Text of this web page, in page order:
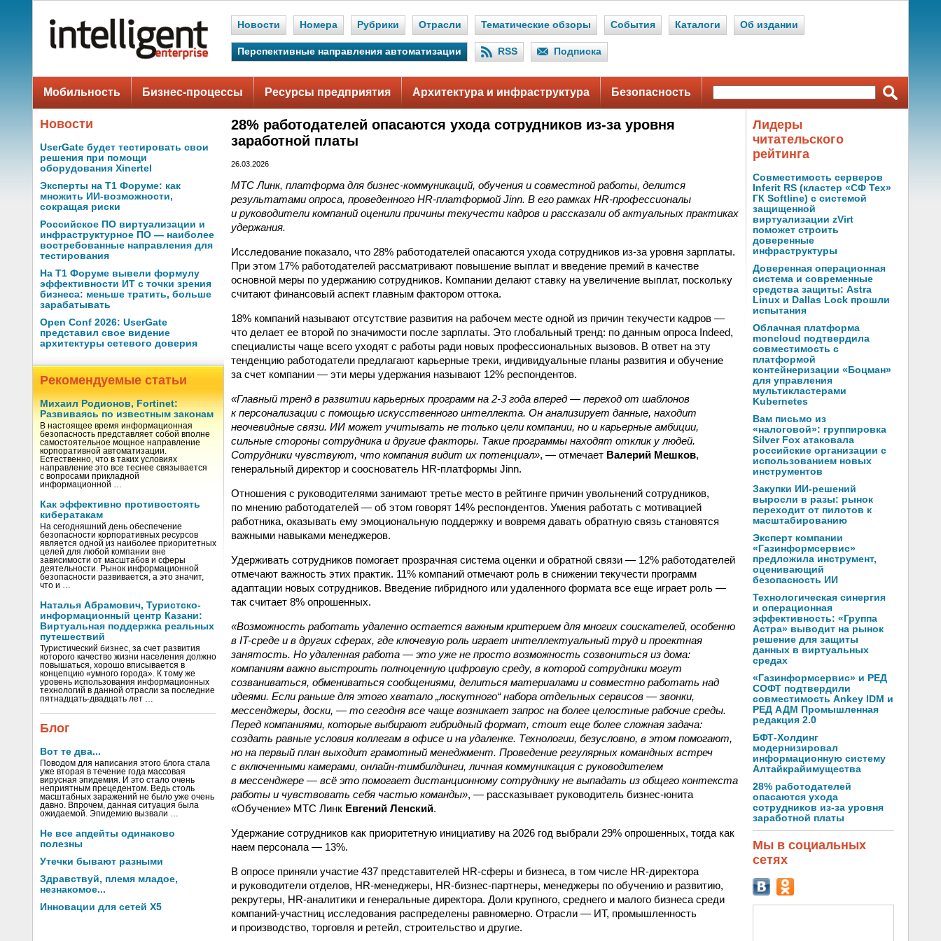
Новости Номера Рубрики Отрасли Тематические обзоры События Каталоги Об издании
Перспективные направления автоматизации RSS Подписка
Мобильность Бизнес-процессы Ресурсы предприятия Архитектура и инфраструктура Безопасность
Новости
UserGate будет тестировать свои
решения при помощи
оборудования Xinertel
Эксперты на Т1 Форуме: как
множить ИИ-возможности,
сокращая риски
Российское ПО виртуализации и
инфраструктурное ПО — наиболее
востребованные направления для
тестирования
На Т1 Форуме вывели формулу
эффективности ИТ с точки зрения
бизнеса: меньше тратить, больше
зарабатывать
Open Conf 2026: UserGate
представил свое видение
архитектуры сетевого доверия
Рекомендуемые статьи
Михаил Родионов, Fortinet:
Развиваясь по известным законам
В настоящее время информационная
безопасность представляет собой вполне
самостоятельное мощное направление
корпоративной автоматизации.
Естественно, что в таких условиях
направление это все теснее связывается
с вопросами прикладной
информационной …
Как эффективно противостоять
кибератакам
На сегодняшний день обеспечение
безопасности корпоративных ресурсов
является одной из наиболее приоритетных
целей для любой компании вне
зависимости от масштабов и сферы
деятельности. Рынок информационной
безопасности развивается, а это значит,
что и …
Наталья Абрамович, Туристско-
информационный центр Казани:
Виртуальная поддержка реальных
путешествий
Туристический бизнес, за счет развития
которого качество жизни населения должно
повышаться, хорошо вписывается в
концепцию «умного города». К тому же
уровень использования информационных
технологий в данной отрасли за последние
пятнадцать-двадцать лет …
Блог
Вот те два...
Поводом для написания этого блога стала
уже вторая в течение года массовая
вирусная эпидемия. И это стало очень
неприятным прецедентом. Ведь столь
масштабных заражений не было уже очень
давно. Впрочем, данная ситуация была
ожидаемой. Эпидемию вызвали …
Не все апдейты одинаково
полезны
Утечки бывают разными
Здравствуй, племя младое,
незнакомое...
Инновации для сетей X5
28% работодателей опасаются ухода сотрудников из-за уровня
заработной платы
26.03.2026
МТС Линк, платформа для бизнес-коммуникаций, обучения и совместной работы, делится
результатами опроса, проведенного HR-платформой Jinn. В его рамках HR-профессионалы
и руководители компаний оценили причины текучести кадров и рассказали об актуальных практиках
удержания.
Исследование показало, что 28% работодателей опасаются ухода сотрудников из-за уровня зарплаты.
При этом 17% работодателей рассматривают повышение выплат и введение премий в качестве
основной меры по удержанию сотрудников. Компании делают ставку на увеличение выплат, поскольку
считают финансовый аспект главным фактором оттока.
18% компаний называют отсутствие развития на рабочем месте одной из причин текучести кадров —
что делает ее второй по значимости после зарплаты. Это глобальный тренд: по данным опроса Indeed,
специалисты чаще всего уходят с работы ради новых профессиональных вызовов. В ответ на эту
тенденцию работодатели предлагают карьерные треки, индивидуальные планы развития и обучение
за счет компании — эти меры удержания называют 12% респондентов.
«Главный тренд в развитии карьерных программ на 2-3года вперед — переход от шаблонов
к персонализации с помощью искусственного интеллекта. Он анализирует данные, находит
неочевидные связи. ИИ может учитывать не только цели компании, но и карьерные амбиции,
сильные стороны сотрудника и другие факторы. Такие программы находят отклик у людей.
Сотрудники чувствуют, что компания видит их потенциал», — отмечает Валерий Мешков,
генеральный директор и сооснователь HR-платформы Jinn.
Отношения с руководителями занимают третье место в рейтинге причин увольнений сотрудников,
по мнению работодателей — об этом говорят 14% респондентов. Умения работать с мотивацией
работника, оказывать ему эмоциональную поддержку и вовремя давать обратную связь становятся
важными навыками менеджеров.
Удерживать сотрудников помогает прозрачная система оценки и обратной связи — 12% работодателей
отмечают важность этих практик. 11% компаний отмечают роль в снижении текучести программ
адаптации новых сотрудников. Введение гибридного или удаленного формата все еще играет роль —
так считает 8% опрошенных.
«Возможность работать удаленно остается важным критерием для многих соискателей, особенно
в IT-среде и в других сферах, где ключевую роль играет интеллектуальный труд и проектная
занятость. Но удаленная работа — это уже не просто возможность созвониться из дома:
компаниям важно выстроить полноценную цифровую среду, в которой сотрудники могут
созваниваться, обмениваться сообщениями, делиться материалами и совместно работать над
идеями. Если раньше для этого хватало „лоскутного“ набора отдельных сервисов — звонки,
мессенджеры, доски, — то сегодня все чаще возникает запрос на более целостные рабочие среды.
Перед компаниями, которые выбирают гибридный формат, стоит еще более сложная задача:
создать равные условия коллегам в офисе и на удаленке. Технологии, безусловно, в этом помогают,
но на первый план выходит грамотный менеджмент. Проведение регулярных командных встреч
с включенными камерами, онлайн-тимбилдинги, личная коммуникация с руководителем
в мессенджере — всё это помогает дистанционному сотруднику не выпадать из общего контекста
работы и чувствовать себя частью команды», — рассказывает руководитель бизнес-юнита
«Обучение» МТС Линк Евгений Ленский.
Удержание сотрудников как приоритетную инициативу на 2026 год выбрали 29% опрошенных, тогда как
наем персонала — 13%.
В опросе приняли участие 437 представителей HR-сферы и бизнеса, в том числе HR-директора
и руководители отделов, HR-менеджеры, HR-бизнес-партнеры, менеджеры по обучению и развитию,
рекрутеры, HR-аналитики и генеральные директора. Доли крупного, среднего и малого бизнеса среди
компаний-участниц исследования распределены равномерно. Отрасли — ИТ, промышленность
и производство, торговля и ретейл, строительство и другие.
Лидеры
читательского
рейтинга
Совместимость серверов
Inferit RS (кластер «СФ Тех»
ГК Softline) с системой
защищенной
виртуализации zVirt
поможет строить
доверенные
инфраструктуры
Доверенная операционная
система и современные
средства защиты: Astra
Linux и Dallas Lock прошли
испытания
Облачная платформа
moncloud подтвердила
совместимость с
платформой
контейнеризации «Боцман»
для управления
мультикластерами
Kubernetes
Вам письмо из
«налоговой»: группировка
Silver Fox атаковала
российские организации с
использованием новых
инструментов
Закупки ИИ-решений
выросли в разы: рынок
переходит от пилотов к
масштабированию
Эксперт компании
«Газинформсервис»
предложила инструмент,
оценивающий
безопасность ИИ
Технологическая синергия
и операционная
эффективность: «Группа
Астра» выводит на рынок
решение для защиты
данных в виртуальных
средах
«Газинформсервис» и РЕД
СОФТ подтвердили
совместимость Ankey IDM и
РЕД АДМ Промышленная
редакция 2.0
БФТ-Холдинг
модернизировал
информационную систему
Алтайкрайимущества
28% работодателей
опасаются ухода
сотрудников из-за уровня
заработной платы
Мы в социальных
сетях